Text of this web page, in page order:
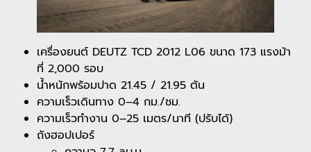
เครื่องยนต์ DEUTZ TCD 2012 L06 ขนาด 173 แรงม้า
ที่ 2,000 รอบ
น้ำหนักพร้อมปาด 21.45 / 21.95 ตัน
ความเร็วเดินทาง 0–4 กม./ชม.
ความเร็วทำงาน 0–25 เมตร/นาที (ปรับได้)
ถังฮอปเปอร์